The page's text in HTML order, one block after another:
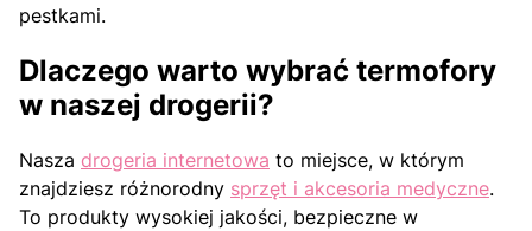
pestkami.
Dlaczego warto wybrać termofory
w naszej drogerii?
Nasza drogeria internetowa to miejsce, w którym
znajdziesz różnorodny sprzęt i akcesoria medyczne.
To produkty wysokiej jakości, bezpieczne w